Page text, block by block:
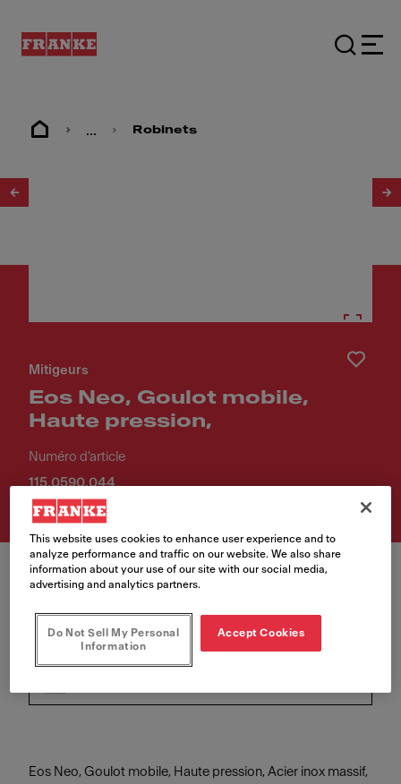
... Robinets
Mitigeurs
Eos Neo, Goulot mobile,
Haute pression,
Numéro d'article
115.0590.044
Eos Neo, Goulot mobile, Haute pression, Acier inox massif,
This website uses cookies to enhance user experience and to
analyze performance and traffic on our website. We also share
information about your use of our site with our social media,
advertising and analytics partners.
Do Not Sell My Personal
Information
Accept Cookies